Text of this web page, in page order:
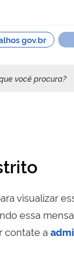
visualizar
essa
contate a